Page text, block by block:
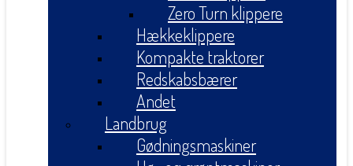
Zero Turn klippere
Hækkeklippere
Kompakte traktorer
Redskabsbærer
Andet
Landbrug
Gødningsmaskiner